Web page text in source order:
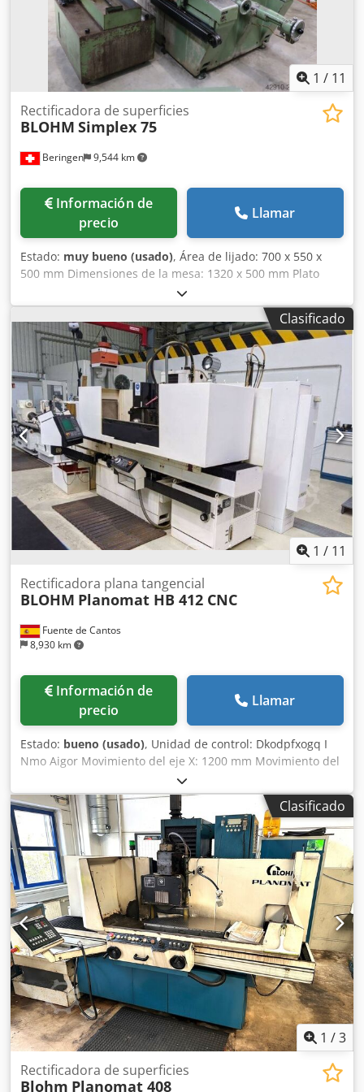
1 / 11
Beringen 9,544 km
Rectificadora de superficies
BLOHM Simplex 75
Información de
precio
Llamar
Estado: muy bueno (usado), Área de lijado: 700 x 550 x
500 mm Dimensiones de la mesa: 1320 x 500 mm Plato
magnético: 700 x 500 mm Dimensiones del disco de lijado:
diámetro x anchura x orificio: 400 x 80 x 127 mm Velocidad
de rotación del disco de lijado: 1400 / 2800 rpm Diversos
accesorios Dkedpfx Aozhl Rnoigsr MARCELS MASCHINEN
Clasificado
1 / 11
Fuente de Cantos
8,930 km
Rectificadora plana tangencial
BLOHM Planomat HB 412 CNC
Información de
precio
Llamar
Estado: bueno (usado), Unidad de control: Dkodpfxogq I
Nmo Aigor Movimiento del eje X: 1200 mm Movimiento del
eje Y: 400 mm Longitud de la mesa de trabajo: 1200 mm
Ancho de la mesa de trabajo: 350 mm Conexión electrónica
principal: 380 V Requisito de potencia total: 24 kVA
Refrigeración interna: sí. Ancho: 4.500 mm Profundidad:
2000 mm Altura: 2200 mm Peso: 4.500 kilogramos
Clasificado
1 /3
Rectificadora de superficies
Blohm Planomat 408